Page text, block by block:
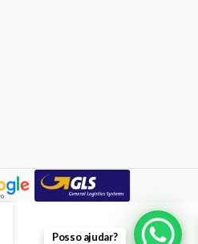
Posso ajudar?